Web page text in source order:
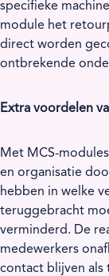
specifieke
module het
direct worden
ontbrekende
Extra voordelen
Met MCS-
en organisatie
hebben in welke
teruggebracht
verminderd. De
medewerkers
contact blijven als